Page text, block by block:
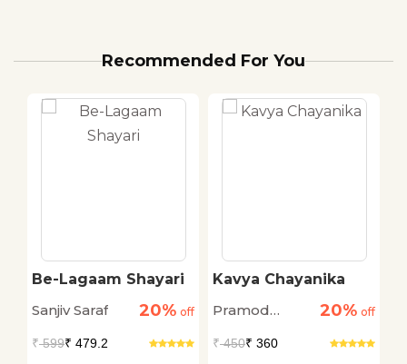
Recommended For You
Be-Lagaam Shayari
Sanjiv Saraf
20% off
₹599₹ 479.2
Kavya Chayanika
Pramod
20% off
₹450₹ 360